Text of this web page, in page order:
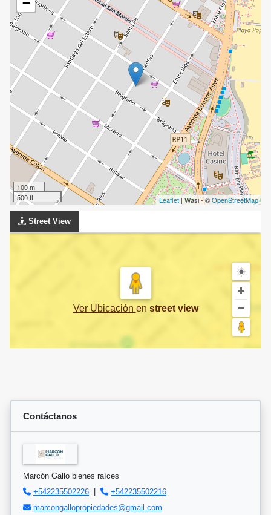
100 m
500 ft
Leaflet| Wasi - ©OpenStreetMap
Street View
Ver Ubicación en street view
Contáctanos
Marcón Gallo bienes raíces
+542235502226 |
+542235502216
marcongallopropiedades@gmail.com